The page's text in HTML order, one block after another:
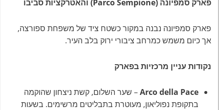
פארק סמפיונה (Parco Sempione) והאטרקציות סביבו
פארק סמפיונה נבנה במקור כשטח ציד של משפחת ספורצה,
אך כיום משמש כמרחב ציבורי ירוק בלב העיר.
נקודות עניין מרכזיות בפארק
Arco della Pace– שער השלום, קשת ניצחון שהוקמה
בתקופת נפוליאון, מעוטרת בתבליטים מרשימים. בשעות